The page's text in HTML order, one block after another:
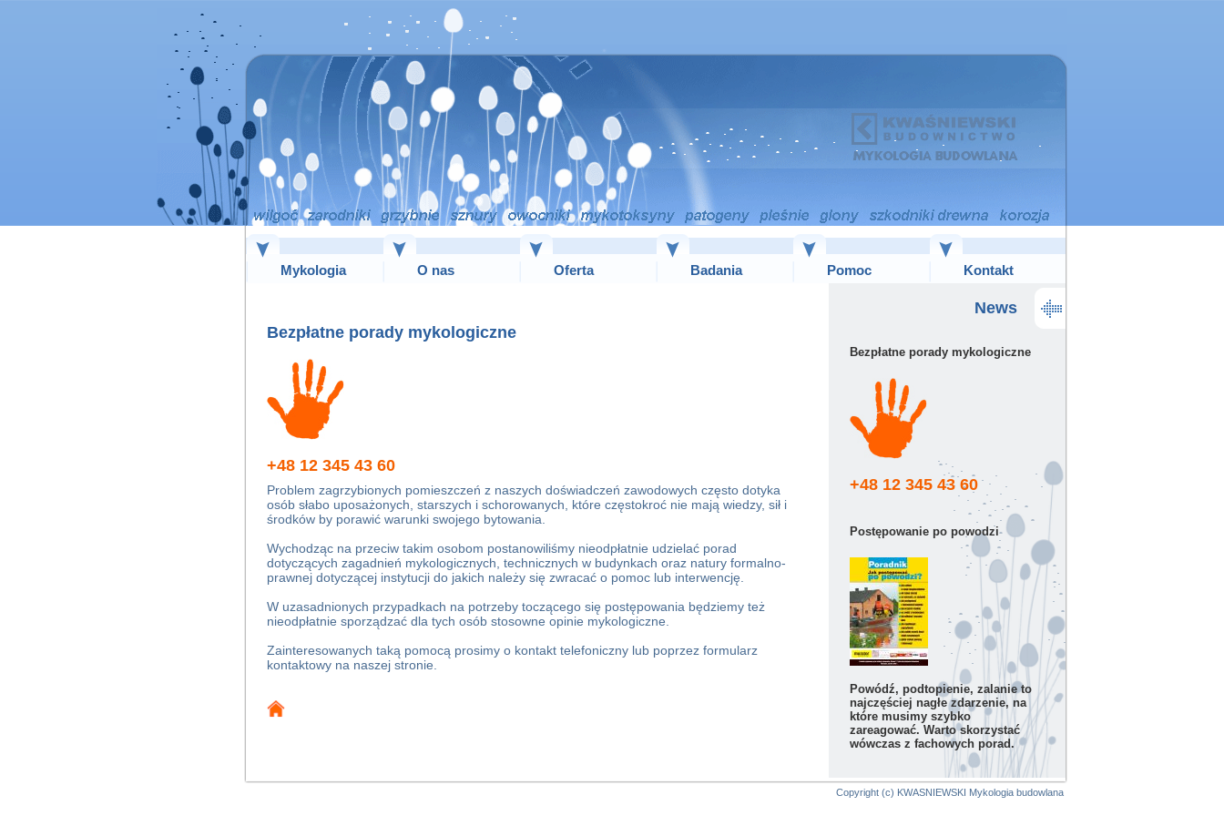
Mykologia O nas Oferta Badania Pomoc Kontakt
Bezpłatne porady mykologiczne
+48 12 345 43 60
Problem zagrzybionych pomieszczeń z naszych doświadczeń zawodowych często dotyka
osób słabo uposażonych, starszych i schorowanych, które częstokroć nie mają wiedzy, sił i
środków by porawić warunki swojego bytowania.
Wychodząc na przeciw takim osobom postanowiliśmy nieodpłatnie udzielać porad
dotyczących zagadnień mykologicznych, technicznych w budynkach oraz natury formalno-
prawnej dotyczącej instytucji do jakich należy się zwracać o pomoc lub interwencję.
W uzasadnionych przypadkach na potrzeby toczącego się postępowania będziemy też
nieodpłatnie sporządzać dla tych osób stosowne opinie mykologiczne.
Zainteresowanych taką pomocą prosimy o kontakt telefoniczny lub poprzez formularz
kontaktowy na naszej stronie.
News
Bezpłatne porady mykologiczne
+48 12 345 43 60
Postępowanie po powodzi
Powódź, podtopienie, zalanie to
najczęściej nagłe zdarzenie, na
które musimy szybko
zareagować. Warto skorzystać
wówczas z fachowych porad.
Copyright (c) KWASNIEWSKI Mykologia budowlana